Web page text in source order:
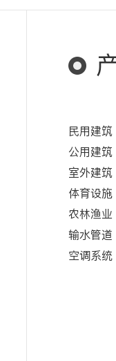
民用建筑
公用建筑
室外建筑
体育设施
农林渔业
输水管道
空调系统